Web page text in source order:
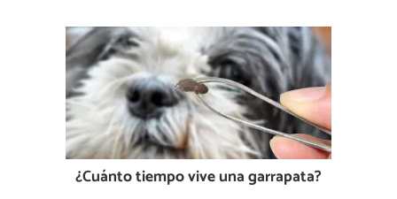
¿Cuánto tiempo vive una garrapata?